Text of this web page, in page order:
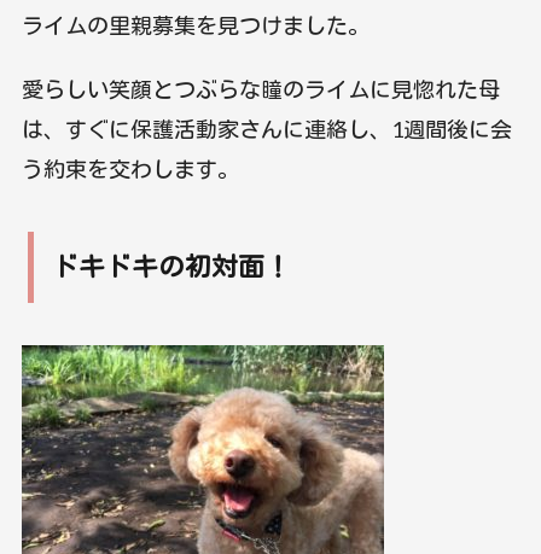
ライムの里親募集を見つけました。
愛らしい笑顔とつぶらな瞳のライムに見惚れた母
は、すぐに保護活動家さんに連絡し、1週間後に会
う約束を交わします。
ドキドキの初対面！